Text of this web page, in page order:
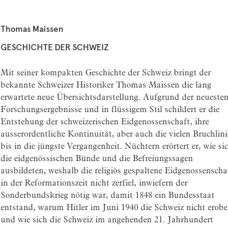
Thomas Maissen
GESCHICHTE DER SCHWEIZ
Mit seiner kompakten Geschichte der Schweiz bringt der
bekannte Schweizer Historiker Thomas Maissen die lang
erwartete neue Übersichtsdarstellung. Aufgrund der neuesten
Forschungsergebnisse und in flüssigem Stil schildert er die
Entstehung der schweizerischen Eidgenossenschaft, ihre
ausserordentliche Kontinuität, aber auch die vielen
bis in die jüngste Vergangenheit. Nüchtern erörtert er, wie
die eidgenössischen Bünde und die Befreiungssagen
ausbildeten, weshalb die religiös gespaltene
in der Reformationszeit nicht zerfiel, inwiefern der
Sonderbundskrieg nötig war, damit 1848 ein Bundesstaat
entstand, warum Hitler im Juni 1940 die Schweiz nicht
und wie sich die Schweiz im angehenden 21. Jahrhundert